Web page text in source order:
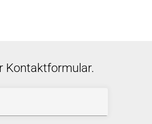
Kontaktformular.